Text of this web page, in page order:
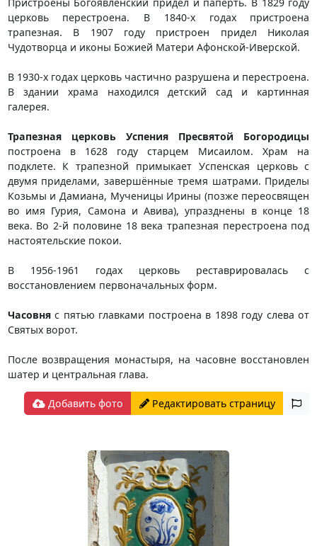
церковь перестроена. В 1840-х годах пристроена
трапезная. В 1907 году пристроен придел Николая
Чудотворца и иконы Божией Матери Афонской-Иверской.
В 1930-х годах церковь частично разрушена и перестроена.
В здании храма находился детский сад и картинная
галерея.
Трапезная церковь Успения Пресвятой Богородицы
построена в 1628 году старцем Мисаилом. Храм на
подклете. К трапезной примыкает Успенская церковь с
двумя приделами, завершённые тремя шатрами. Приделы
Козьмы и Дамиана, Мученицы Ирины (позже переосвящен
во имя Гурия, Самона и Авива), упразднены в конце 18
века. Во 2-й половине 18 века трапезная перестроена под
настоятельские покои.
В 1956-1961 годах церковь реставрировалась с
восстановлением первоначальных форм.
Часовняс пятью главками построена в 1898 году слева от
Святых ворот.
После возвращения монастыря, на часовне восстановлен
шатер и центральная глава.
Добавить фото Редактировать страницу